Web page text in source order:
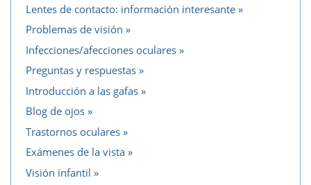
Lentes de contacto: información interesante
Problemas de visión
Infecciones/afecciones oculares
Preguntas y respuestas
Introducción a las gafas
Blog de ojos
Trastornos oculares
Exámenes de la vista
Visión infantil